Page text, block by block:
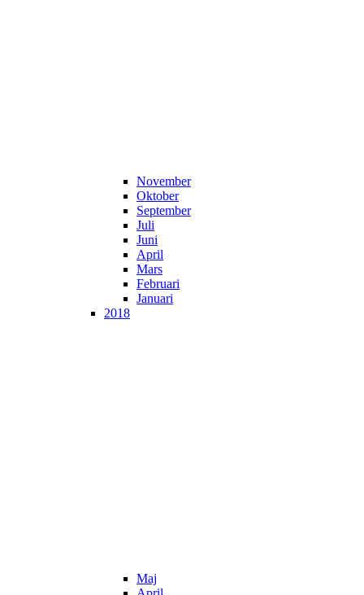
November
Oktober
September
Juli
Juni
April
Mars
Februari
Januari
2018
Maj